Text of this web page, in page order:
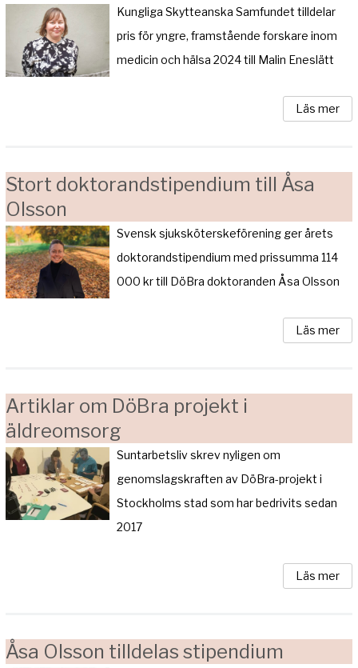
Kungliga Skytteanska Samfundet tilldelar
pris för yngre, framstående forskare inom
medicin och hälsa 2024 till Malin Eneslätt
Läs mer
Stort doktorandstipendium till Åsa
Olsson
Svensk sjuksköterskeförening ger årets
doktorandstipendium med prissumma 114
000 kr till DöBra doktoranden Åsa Olsson
Läs mer
Artiklar om DöBra projekt i
äldreomsorg
Suntarbetsliv skrev nyligen om
genomslagskraften av DöBra-projekt i
Stockholms stad som har bedrivits sedan
2017
Läs mer
Åsa Olsson tilldelas stipendium